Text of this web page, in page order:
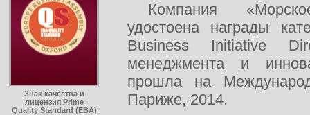
Знак качества и
лицензия Prime
Quality Standard (EBA)
Компания
удостоена награды
Business Initiative
менеджмента и
прошла на
Париже, 2014.